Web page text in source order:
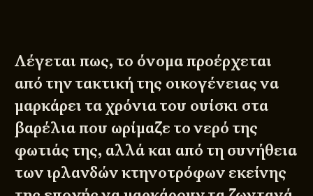
Λέγεται πως, το όνομα προέρχεται
από την τακτική της οικογένειας να
μαρκάρει τα χρόνια του ουίσκι στα
βαρέλια που ωρίμαζε το νερό της
φωτιάς της, αλλά και από τη συνήθεια
των ιρλανδών κτηνοτρόφων εκείνης